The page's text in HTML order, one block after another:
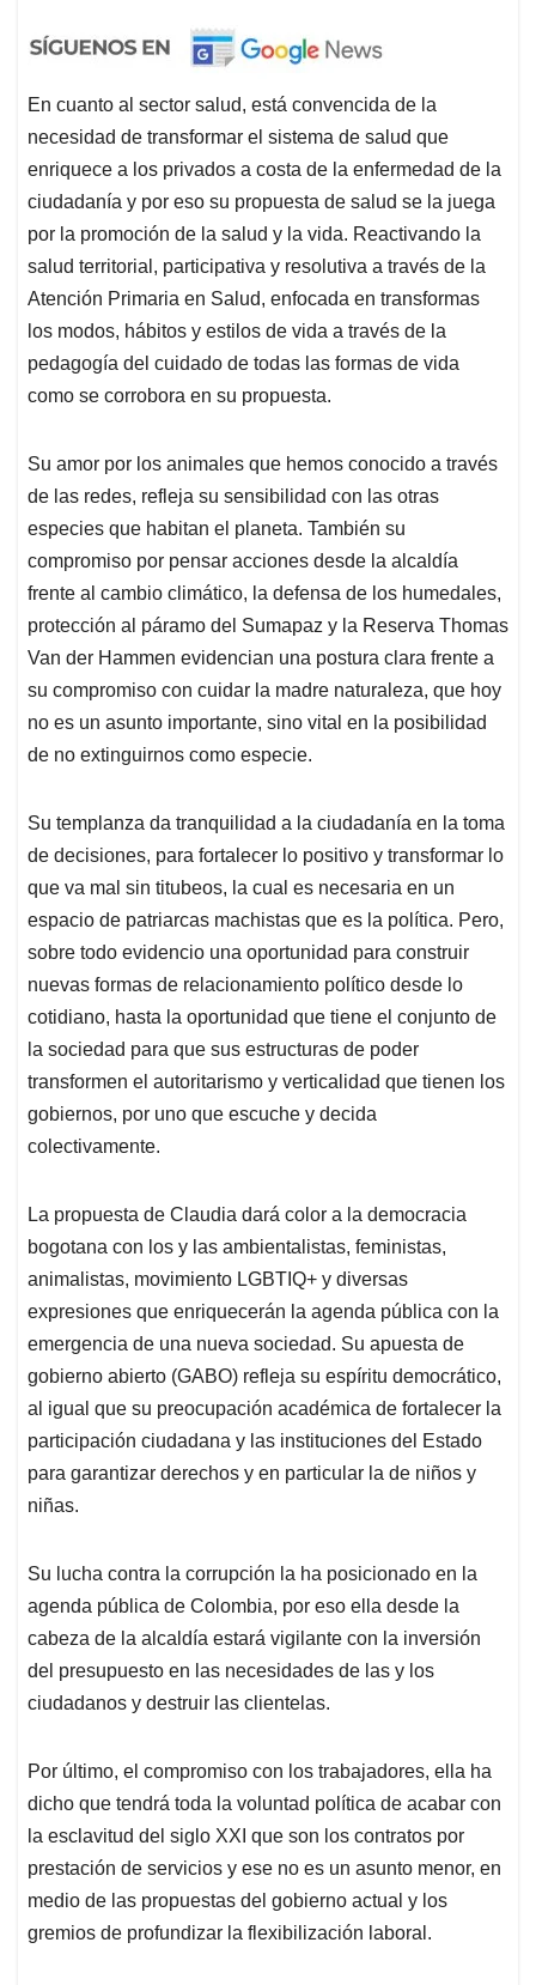
En cuanto al sector salud, está convencida de la
necesidad de transformar el sistema de salud que
enriquece a los privados a costa de la enfermedad de la
ciudadanía y por eso su propuesta de salud se la juega
por la promoción de la salud y la vida. Reactivando la
salud territorial, participativa y resolutiva a través de la
Atención Primaria en Salud, enfocada en transformas
los modos, hábitos y estilos de vida a través de la
pedagogía del cuidado de todas las formas de vida
como se corrobora en su propuesta.
Su amor por los animales que hemos conocido a través
de las redes, refleja su sensibilidad con las otras
especies que habitan el planeta. También su
compromiso por pensar acciones desde la alcaldía
frente al cambio climático, la defensa de los humedales,
protección al páramo del Sumapaz y la Reserva Thomas
Van der Hammen evidencian una postura clara frente a
su compromiso con cuidar la madre naturaleza, que hoy
no es un asunto importante, sino vital en la posibilidad
de no extinguirnos como especie.
Su templanza da tranquilidad a la ciudadanía en la toma
de decisiones, para fortalecer lo positivo y transformar lo
que va mal sin titubeos, la cual es necesaria en un
espacio de patriarcas machistas que es la política. Pero,
sobre todo evidencio una oportunidad para construir
nuevas formas de relacionamiento político desde lo
cotidiano, hasta la oportunidad que tiene el conjunto de
la sociedad para que sus estructuras de poder
transformen el autoritarismo y verticalidad que tienen los
gobiernos, por uno que escuche y decida
colectivamente.
La propuesta de Claudia dará color a la democracia
bogotana con los y las ambientalistas, feministas,
animalistas, movimiento LGBTIQ+ y diversas
expresiones que enriquecerán la agenda pública con la
emergencia de una nueva sociedad. Su apuesta de
gobierno abierto (GABO) refleja su espíritu democrático,
al igual que su preocupación académica de fortalecer la
participación ciudadana y las instituciones del Estado
para garantizar derechos y en particular la de niños y
niñas.
Su lucha contra la corrupción la ha posicionado en la
agenda pública de Colombia, por eso ella desde la
cabeza de la alcaldía estará vigilante con la inversión
del presupuesto en las necesidades de las y los
ciudadanos y destruir las clientelas.
Por último, el compromiso con los trabajadores, ella ha
dicho que tendrá toda la voluntad política de acabar con
la esclavitud del siglo XXI que son los contratos por
prestación de servicios y ese no es un asunto menor, en
medio de las propuestas del gobierno actual y los
gremios de profundizar la flexibilización laboral.